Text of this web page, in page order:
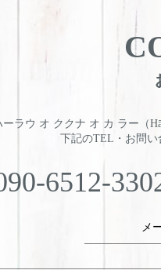
ーラウ オ ククナ オ カ ラー（
下記のTEL・お問い
6512-
メ